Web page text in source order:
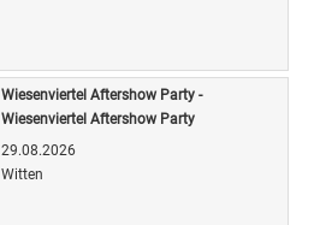
Wiesenviertel Aftershow Party -
Wiesenviertel Aftershow Party
29.08.2026
Witten